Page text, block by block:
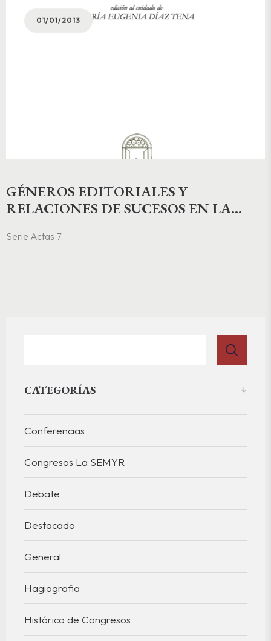
01/01/2013
GÉNEROS EDITORIALES Y
RELACIONES DE SUCESOS EN LA
Serie Actas 7
CATEGORÍAS
Conferencias
Congresos La SEMYR
Debate
Destacado
General
Hagiografia
Histórico de Congresos